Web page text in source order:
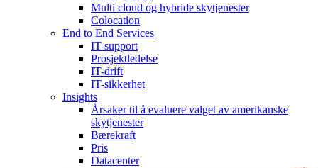
Multi cloud og hybride skytjenester
Colocation
End to End Services
IT-support
Prosjektledelse
IT-drift
IT-sikkerhet
Insights
Årsaker til å evaluere valget av amerikanske
skytjenester
Bærekraft
Pris
Datacenter